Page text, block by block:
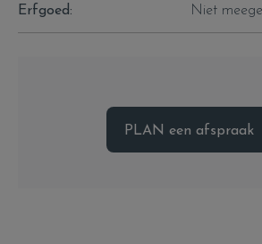
Erfgoed: Niet
PLAN een afspraak